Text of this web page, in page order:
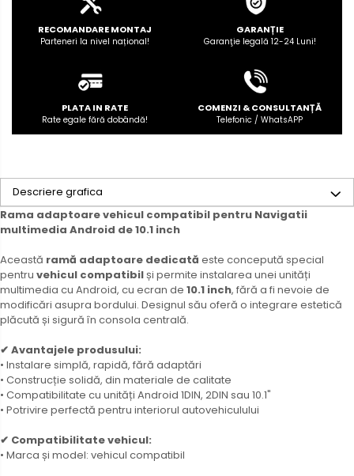
RECOMANDARE MONTAJ
Parteneri la nivel național!
GARANȚIE
Garanţie legală 12-24 Luni!
PLATA IN RATE
Rate egale fără dobândă!
COMENZI & CONSULTANȚĂ
Telefonic / WhatsAPP
Descriere grafica
Rama adaptoare vehicul compatibil pentru Navigatii
multimedia Android de 10.1 inch
Această ramă adaptoare dedicată este concepută special
pentru vehicul compatibilși permite instalarea unei unități
multimedia cu Android, cu ecran de 10.1 inch, fără a fi nevoie de
modificări asupra bordului. Designul său oferă o integrare estetică
plăcută și sigură în consola centrală.
✔ Avantajele produsului:
• Instalare simplă, rapidă, fără adaptări
• Construcție solidă, din materiale de calitate
• Compatibilitate cu unități Android 1DIN, 2DIN sau 10.1"
• Potrivire perfectă pentru interiorul autovehiculului
✔ Compatibilitate vehicul:
• Marca și model: vehicul compatibil